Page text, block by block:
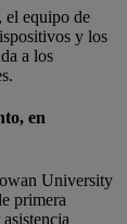
el equipo de
y los
a los
en
University
primera